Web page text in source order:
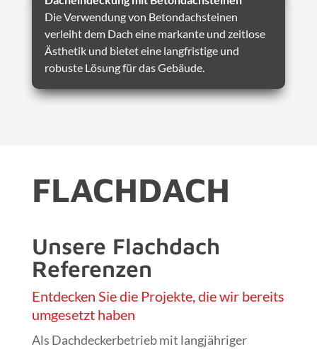
Die Verwendung von Betondachsteinen
verleiht dem Dach eine markante und zeitlose
Ästhetik und bietet eine langfristige und
robuste Lösung für das Gebäude.
FLACHDACH
Unsere Flachdach
Referenzen
Entdecken Sie die Projekte, die wir bereits
umgesetzt haben
Als Dachdeckerbetrieb mit langjähriger